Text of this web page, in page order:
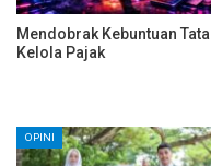
Mendobrak Kebuntuan Tata
Kelola Pajak
OPINI